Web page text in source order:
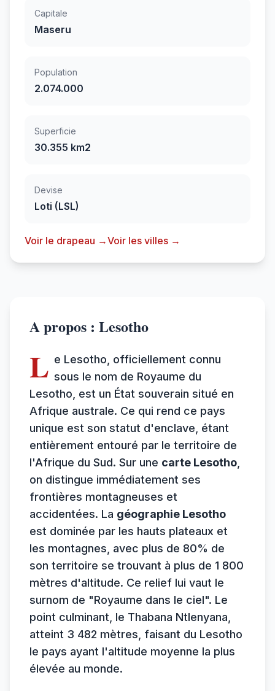
Capitale
Maseru
Population
2.074.000
Superficie
30.355 km2
Devise
Loti (LSL)
Voir le drapeau →Voir les villes →
A propos : Lesotho
L e Lesotho, officiellement connu
sous le nom de Royaume du
Lesotho, est un État souverain situé en
Afrique australe. Ce qui rend ce pays
unique est son statut d'enclave, étant
entièrement entouré par le territoire de
l'Afrique du Sud. Sur une carte Lesotho,
on distingue immédiatement ses
frontières montagneuses et
accidentées. La géographie Lesotho
est dominée par les hauts plateaux et
les montagnes, avec plus de 80% de
son territoire se trouvant à plus de 1 800
mètres d'altitude. Ce relief lui vaut le
surnom de "Royaume dans le ciel". Le
point culminant, le Thabana Ntlenyana,
atteint 3 482 mètres, faisant du Lesotho
le pays ayant l'altitude moyenne la plus
élevée au monde.